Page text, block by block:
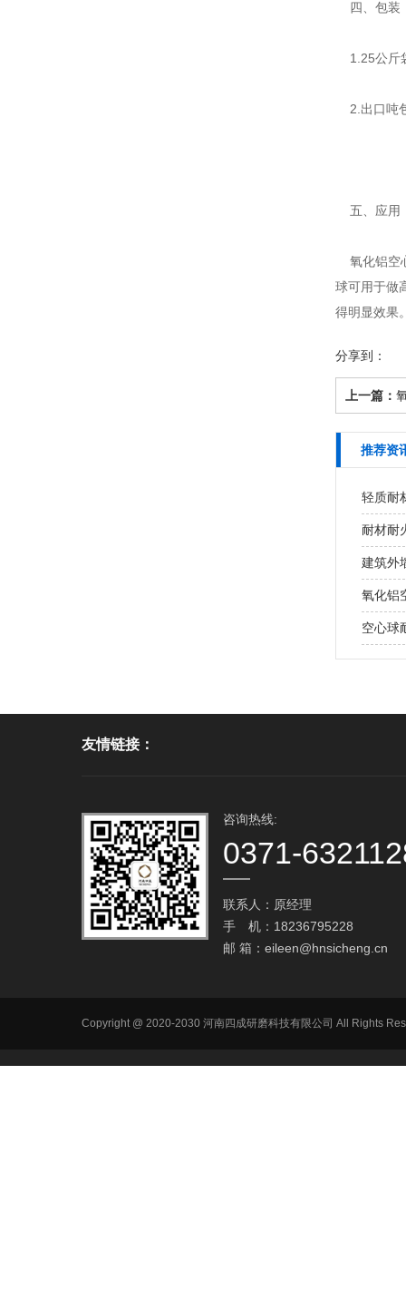
四、包装
1.25公斤
2.出口吨
五、应用
氧化铝空
球可用于做
得明显效果
分享到：
上一篇：
推荐资
轻质耐
耐材耐
建筑外
氧化铝
空心球
友情链接：
咨询热线:
0371-
联系人：原经理
手 机：18236795228
邮 箱： eileen@hnsicheng.cn
Copyright @ 2020-2030 河南四成研磨科技有限公司 All Rights